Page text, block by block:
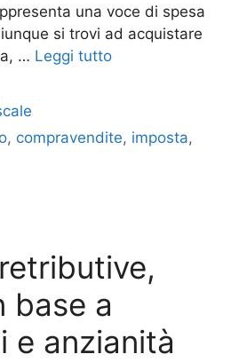
una voce di spesa
si trovi ad acquistare
… Leggi tutto
, compravendite, imposta,
base a
e anzianità